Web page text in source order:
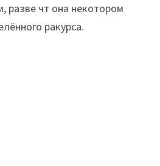
разве чт она некотором
ракурса.